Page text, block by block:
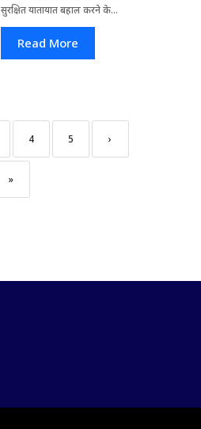
सुरक्षित यातायात बहाल करने के...
Read More
4 5 ›
»